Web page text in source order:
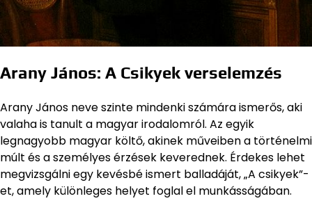
Arany János: A Csikyek verselemzés
Arany János neve szinte mindenki számára ismerős, aki
valaha is tanult a magyar irodalomról. Az egyik
legnagyobb magyar költő, akinek műveiben a történelmi
múlt és a személyes érzések keverednek. Érdekes lehet
megvizsgálni egy kevésbé ismert balladáját, „A csikyek”-
et, amely különleges helyet foglal el munkásságában.